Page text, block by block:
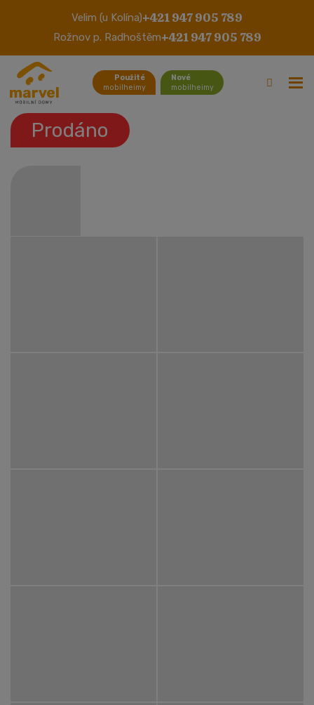
Velim (u Kolína)+421 947 905 789
Rožnov p. Radhoštěm+421 947 905 789
Použité
mobilheimy
Nové
mobilheimy
Chalet White Plastic
Prodáno